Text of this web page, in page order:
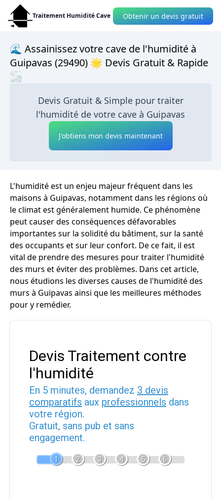
Traitement Humidité Cave Obtenir un devis gratuit
🌊 Assainissez votre cave de l'humidité à
Guipavas (29490) 🌟 Devis Gratuit & Rapide
🌫
Devis Gratuit & Simple pour traiter
l'humidité de votre cave à Guipavas
J'obtiens mon devis maintenant
L'humidité est un enjeu majeur fréquent dans les
maisons à Guipavas, notamment dans les régions où
le climat est généralement humide. Ce phénomène
peut causer des conséquences défavorables
importantes sur la solidité du bâtiment, sur la santé
des occupants et sur leur confort. De ce fait, il est
vital de prendre des mesures pour traiter l'humidité
des murs et éviter des problèmes. Dans cet article,
nous étudions les diverses causes de l'humidité des
murs à Guipavas ainsi que les meilleures méthodes
pour y remédier.
Devis Traitement contre
l'humidité
En 5 minutes, demandez 3 devis
comparatifs aux professionnels dans
votre région.
Gratuit, sans pub et sans
engagement.
1 2 3 4 5 6